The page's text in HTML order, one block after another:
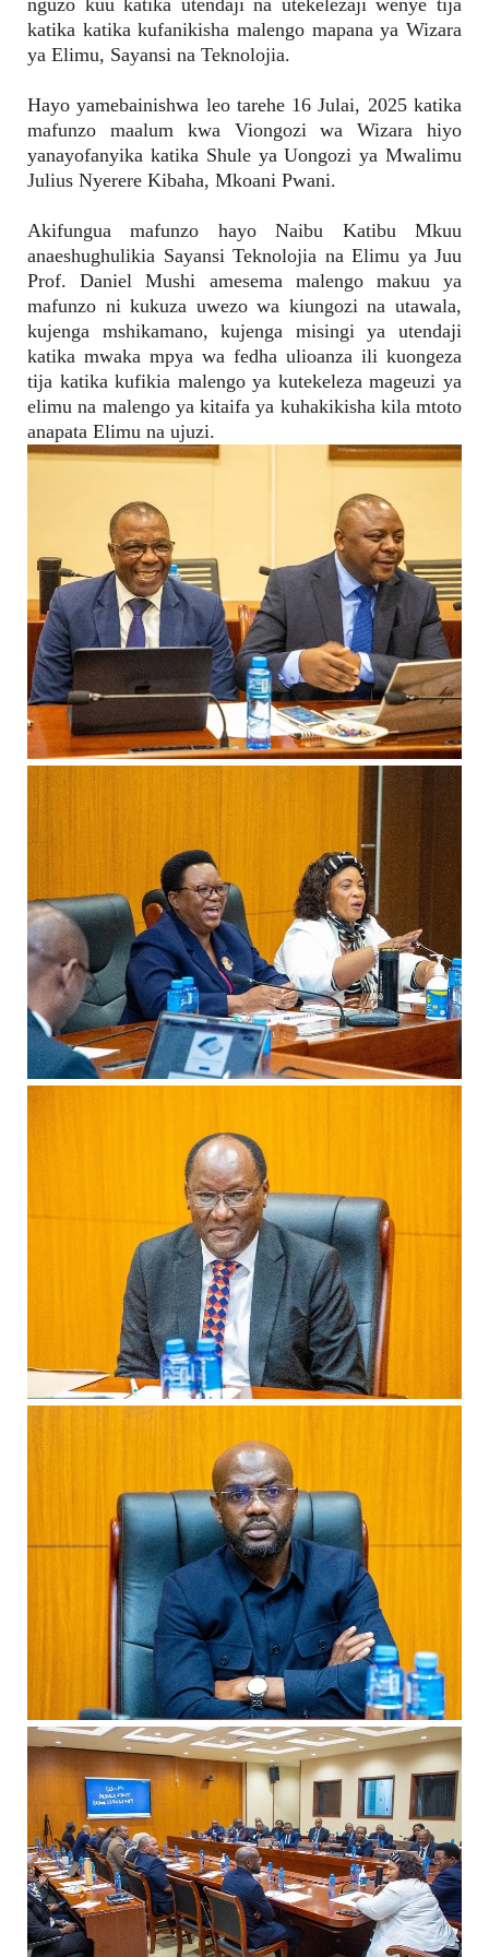
nguzo kuu katika utendaji na utekelezaji wenye tija
katika katika kufanikisha malengo mapana ya Wizara
ya Elimu, Sayansi na Teknolojia.
Hayo yamebainishwa leo tarehe 16 Julai, 2025 katika
mafunzo maalum kwa Viongozi wa Wizara hiyo
yanayofanyika katika Shule ya Uongozi ya Mwalimu
Julius Nyerere Kibaha, Mkoani Pwani.
Akifungua mafunzo hayo Naibu Katibu Mkuu
anaeshughulikia Sayansi Teknolojia na Elimu ya Juu
Prof. Daniel Mushi amesema malengo makuu ya
mafunzo ni kukuza uwezo wa kiungozi na utawala,
kujenga mshikamano, kujenga misingi ya utendaji
katika mwaka mpya wa fedha ulioanza ili kuongeza
tija katika kufikia malengo ya kutekeleza mageuzi ya
elimu na malengo ya kitaifa ya kuhakikisha kila mtoto
anapata Elimu na ujuzi.